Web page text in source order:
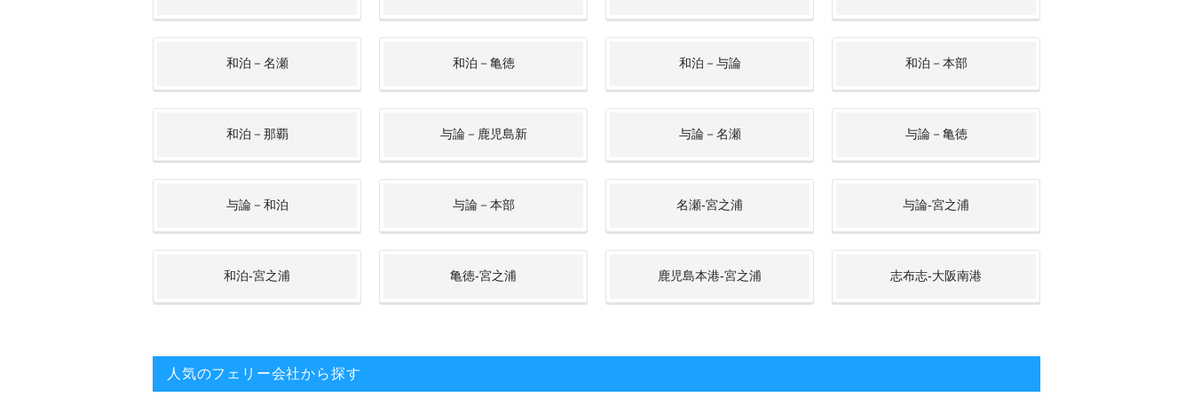
和泊－名瀬 和泊－亀徳 和泊－与論 和泊－本部
和泊－那覇 与論－鹿児島新 与論－名瀬 与論－亀徳
与論－和泊 与論－本部 名瀬-宮之浦 与論-宮之浦
和泊-宮之浦 亀徳-宮之浦 鹿児島本港-宮之浦 志布志-大阪南港
人気のフェリー会社から探す